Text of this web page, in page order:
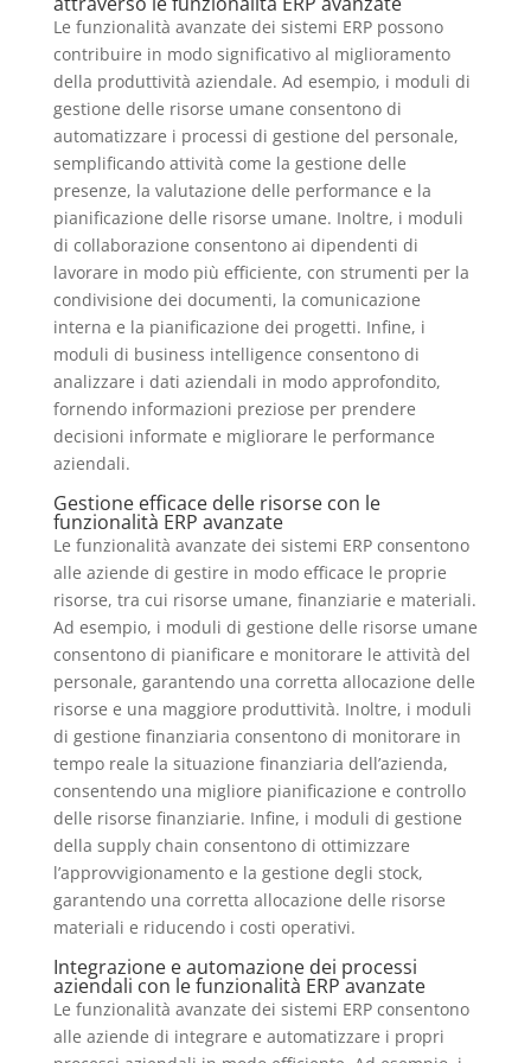
Le funzionalità avanzate dei sistemi ERP possono
contribuire in modo significativo al miglioramento
della produttività aziendale. Ad esempio, i moduli di
gestione delle risorse umane consentono di
automatizzare i processi di gestione del personale,
semplificando attività come la gestione delle
presenze, la valutazione delle performance e la
pianificazione delle risorse umane. Inoltre, i moduli
di collaborazione consentono ai dipendenti di
lavorare in modo più efficiente, con strumenti per la
condivisione dei documenti, la comunicazione
interna e la pianificazione dei progetti. Infine, i
moduli di business intelligence consentono di
analizzare i dati aziendali in modo approfondito,
fornendo informazioni preziose per prendere
decisioni informate e migliorare le performance
aziendali.
Gestione efficace delle risorse con le
funzionalità ERP avanzate
Le funzionalità avanzate dei sistemi ERP consentono
alle aziende di gestire in modo efficace le proprie
risorse, tra cui risorse umane, finanziarie e materiali.
Ad esempio, i moduli di gestione delle risorse umane
consentono di pianificare e monitorare le attività del
personale, garantendo una corretta allocazione delle
risorse e una maggiore produttività. Inoltre, i moduli
di gestione finanziaria consentono di monitorare in
tempo reale la situazione finanziaria dell’azienda,
consentendo una migliore pianificazione e controllo
delle risorse finanziarie. Infine, i moduli di gestione
della supply chain consentono di ottimizzare
l’approvvigionamento e la gestione degli stock,
garantendo una corretta allocazione delle risorse
materiali e riducendo i costi operativi.
Integrazione e automazione dei processi
aziendali con le funzionalità ERP avanzate
Le funzionalità avanzate dei sistemi ERP consentono
alle aziende di integrare e automatizzare i propri